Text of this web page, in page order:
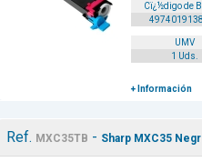
Cï¿½digo de
UMV
1 Uds.
+ Información
Ref. MXC35TB - Sharp MXC35